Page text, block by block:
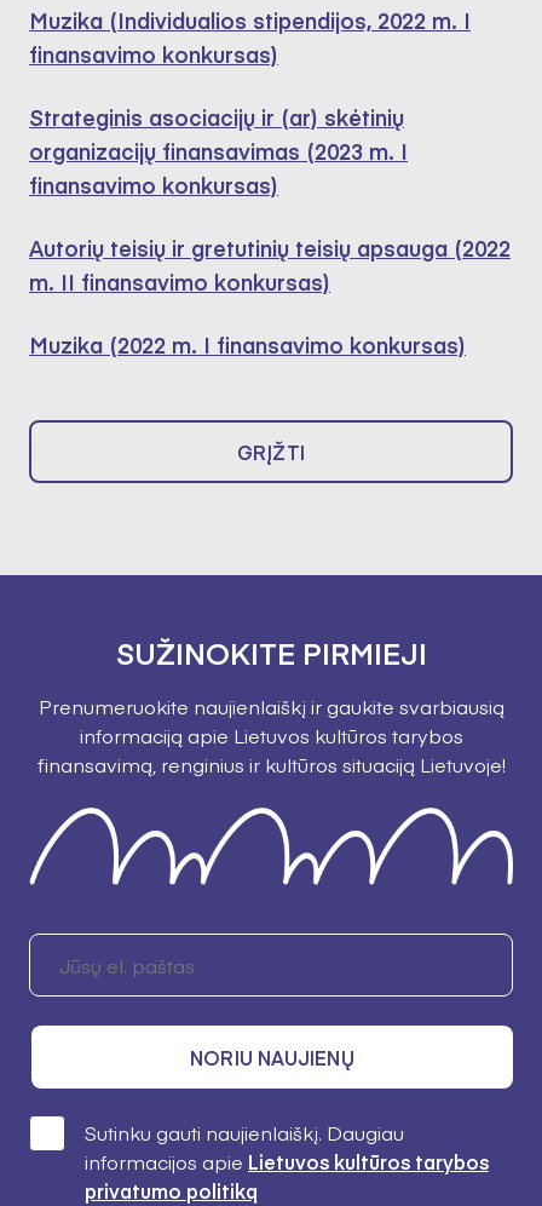
Muzika (Individualios stipendijos, 2022 m. I
finansavimo konkursas)
Strateginis asociacijų ir (ar) skėtinių
organizacijų finansavimas (2023 m. I
finansavimo konkursas)
Autorių teisių ir gretutinių teisių apsauga (2022
m. II finansavimo konkursas)
Muzika (2022 m. I finansavimo konkursas)
GRĮŽTI
SUŽINOKITE PIRMIEJI
Prenumeruokite naujienlaiškį ir gaukite svarbiausią
informaciją apie Lietuvos kultūros tarybos
finansavimą, renginius ir kultūros situaciją Lietuvoje!
NORIU NAUJIENŲ
Sutinku gauti naujienlaiškį. Daugiau
informacijos apie Lietuvos kultūros tarybos
privatumo politiką